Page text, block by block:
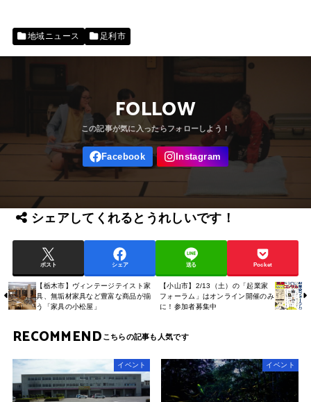
地域ニュース 足利市
FOLLOW
シェアしてくれるとうれしいです！
ポスト シェア 送る Pocket
【栃木市】ヴィンテージテイスト家
具、無垢材家具など豊富な商品が揃
う「家具の小松屋」
【小山市】2/13（土）の「起業家
フォーラム」はオンライン開催のみ
に！参加者募集中
RECOMMEND
イベント イベント